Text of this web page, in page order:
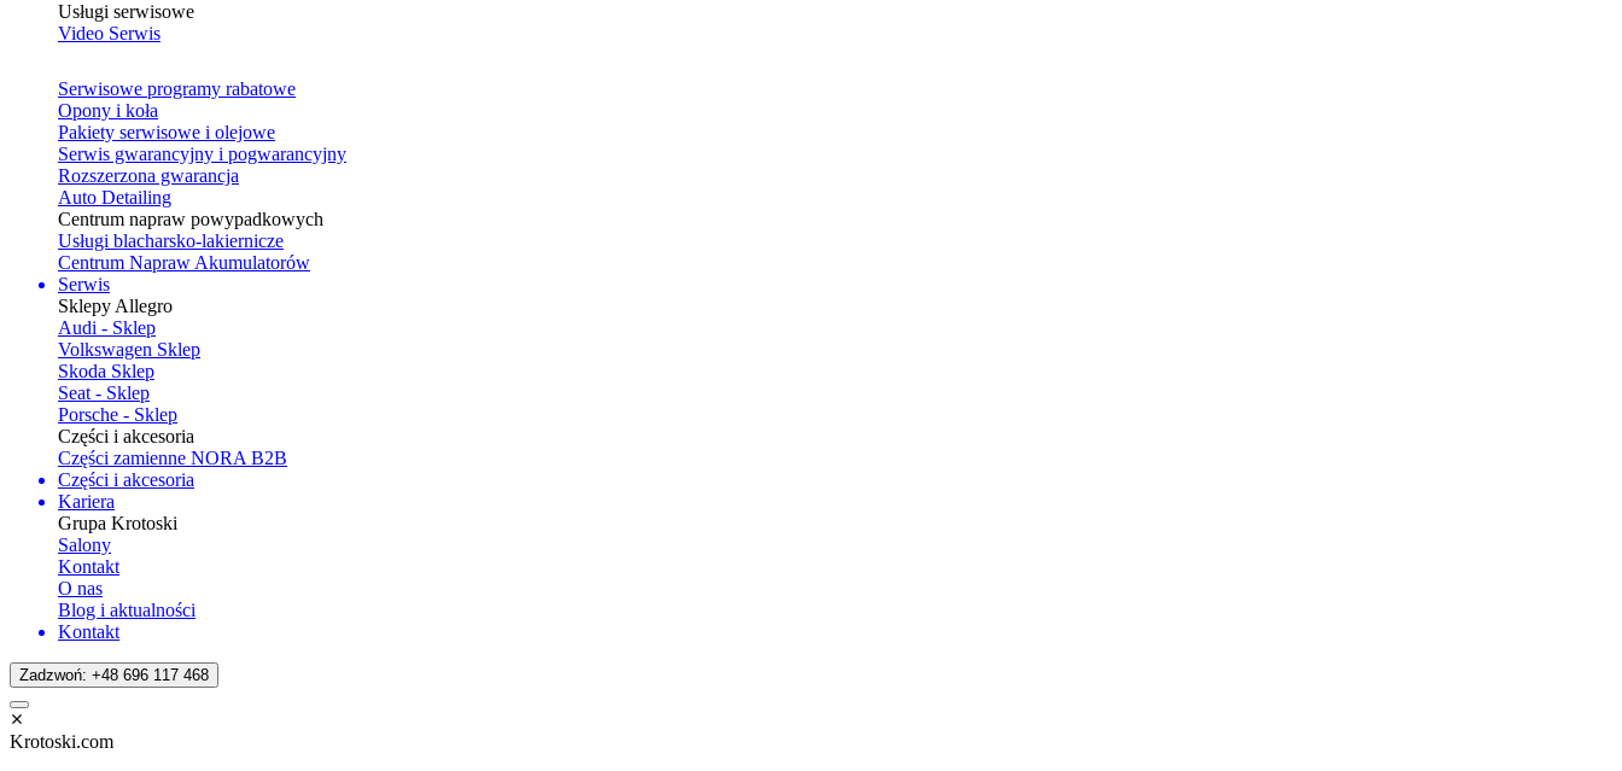
Usługi serwisowe
Video Serwis
Serwisowe programy rabatowe
Opony i koła
Pakiety serwisowe i olejowe
Serwis gwarancyjny i pogwarancyjny
Rozszerzona gwarancja
Auto Detailing
Centrum napraw powypadkowych
Usługi blacharsko-lakiernicze
Centrum Napraw Akumulatorów
Serwis
Sklepy Allegro
Audi - Sklep
Volkswagen Sklep
Skoda Sklep
Seat - Sklep
Porsche - Sklep
Części i akcesoria
Części zamienne NORA B2B
Części i akcesoria
Kariera
Grupa Krotoski
Salony
Kontakt
O nas
Blog i aktualności
Kontakt
Zadzwoń: +48 696 117 468
Krotoski.com